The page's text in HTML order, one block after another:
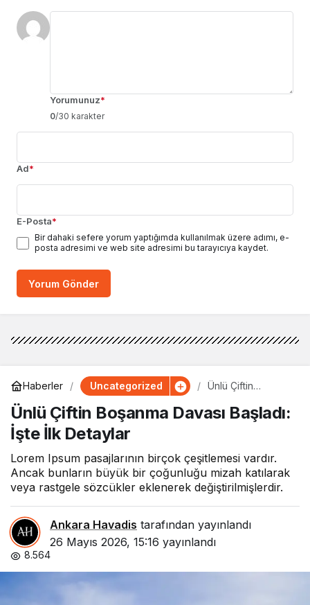
Yorumunuz*
0/30 karakter
Ad*
E-Posta*
Bir dahaki sefere yorum yaptığımda kullanılmak üzere adımı, e-
posta adresimi ve web site adresimi bu tarayıcıya kaydet.
Yorum Gönder
Haberler Uncategorized
Ünlü Çiftin
Başladı: İşte İlk
Detaylar
Ünlü Çiftin Boşanma Davası Başladı:
İşte İlk Detaylar
Lorem Ipsum pasajlarının birçok çeşitlemesi vardır.
Ancak bunların büyük bir çoğunluğu mizah katılarak
veya rastgele sözcükler eklenerek değiştirilmişlerdir.
Ankara Havadis tarafından yayınlandı
26 Mayıs 2026, 15:16 yayınlandı
8.564